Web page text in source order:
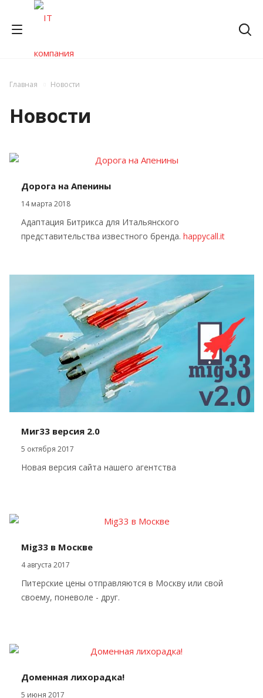
Главная Новости
Новости
Дорога на Апенины
14 марта 2018
Адаптация Битрикса для Итальянского
представительства известного бренда. happycall.it
Миг33 версия 2.0
5 октября 2017
Новая версия сайта нашего агентства
Mig33 в Москве
4 августа 2017
Питерские цены отправляются в Москву или свой
своему, поневоле - друг.
Доменная лихорадка!
5 июня 2017